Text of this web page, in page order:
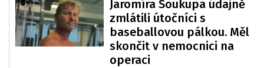
Jaromíra Soukupa údajně
zmlátili útočníci s
baseballovou pálkou. Měl
skončit v nemocnici na
operaci